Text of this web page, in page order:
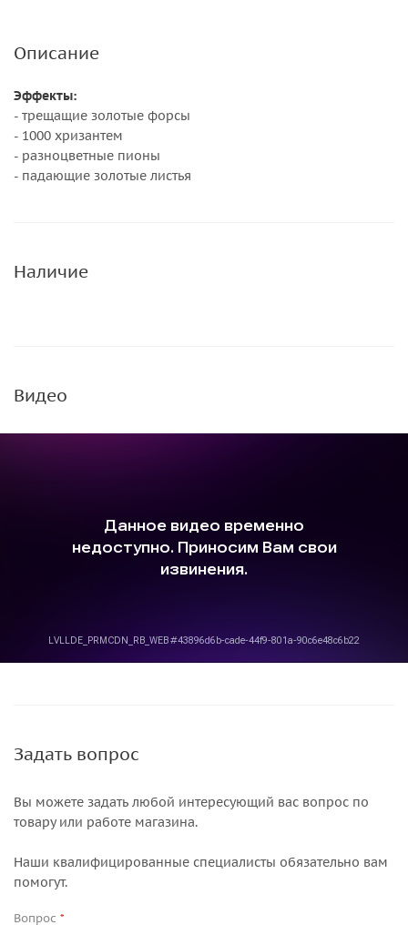
Описание
Эффекты:
- трещащие золотые форсы
- 1000 хризантем
- разноцветные пионы
- падающие золотые листья
Наличие
Видео
Задать вопрос
Вы можете задать любой интересующий вас вопрос по
товару или работе магазина.
Наши квалифицированные специалисты обязательно вам
помогут.
Вопрос *